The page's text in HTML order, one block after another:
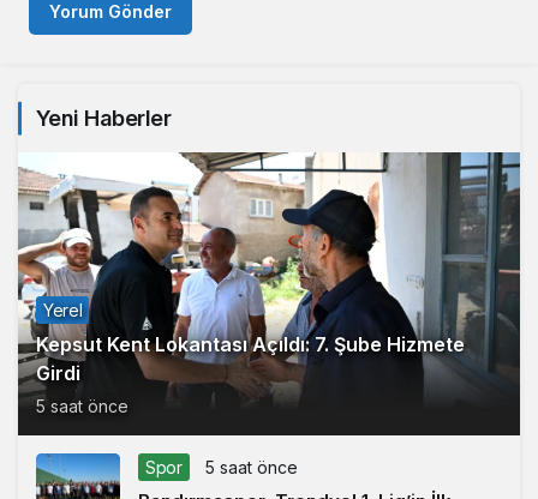
Yorum Gönder
Yeni Haberler
Yerel
Kepsut Kent Lokantası Açıldı: 7. Şube Hizmete
Girdi
5 saat önce
Spor 5 saat önce